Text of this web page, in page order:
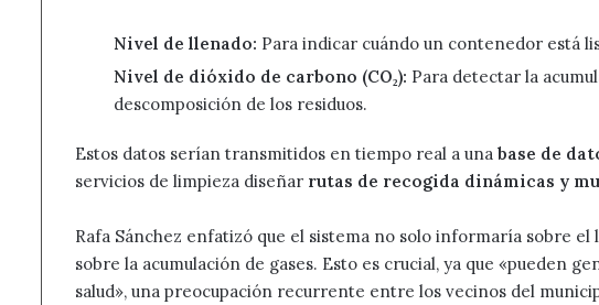
Nivel de llenado: Para indicar cuándo un contenedor está
Nivel de dióxido de carbono (CO₂): Para detectar la
descomposición de los residuos.
Estos datos serían transmitidos en tiempo real a una base de
servicios de limpieza diseñar rutas de recogida dinámicas y
Rafa Sánchez enfatizó que el sistema no solo informaría sobre
sobre la acumulación de gases. Esto es crucial, ya que «pueden
salud», una preocupación recurrente entre los vecinos del